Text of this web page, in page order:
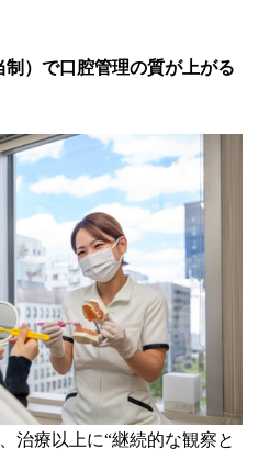
）で口腔管理の質が上がる
治療以上に“継続的な観察と